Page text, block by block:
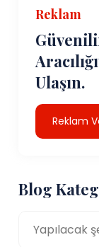
Reklam
Ulaşın.
Reklam
Blog
Yapılacak